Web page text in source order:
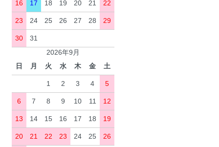
16 17 18 19 20 21 22
23 24 25 26 27 28 29
30
31
2026年9月
日
月 火 水 木 金 土
1 2 3 4 5
6 7 8 9 10 11 12
13 14 15 16 17 18 19
20 21 22 23 24 25 26